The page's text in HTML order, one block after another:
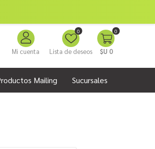
Mi cuenta Lista de deseos
0 0
$U 0
Mailing Sucursales